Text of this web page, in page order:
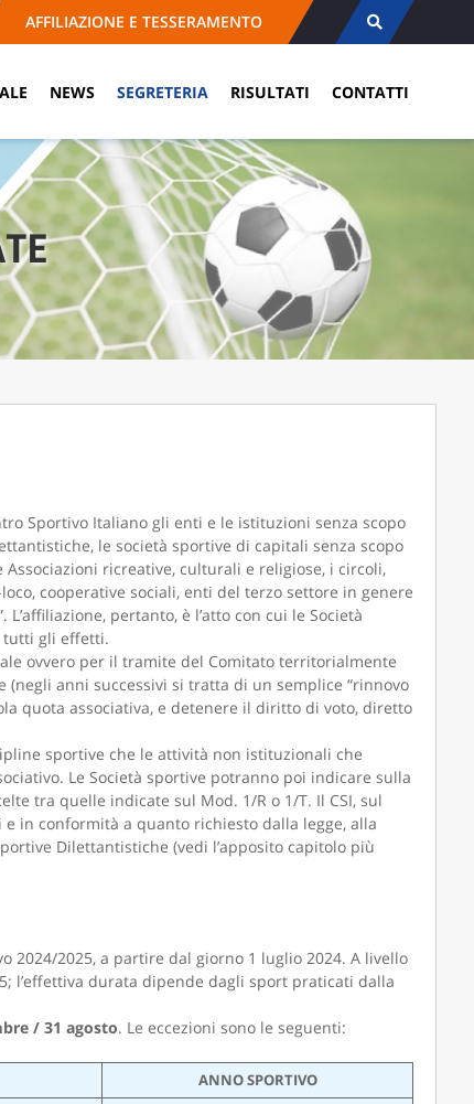
AFFILIAZIONE E TESSERAMENTO
NEWS SEGRETERIA RISULTATI CONTATTI
Sportivo Italiano gli enti e le istituzioni senza scopo
le società sportive di capitali senza scopo
ricreative, culturali e religiose, i circoli,
cooperative sociali, enti del terzo settore in genere
pertanto, è l’atto con cui le Società
tutti gli effetti.
ovvero per il tramite del Comitato territorialmente
(negli anni successivi si tratta di un semplice “rinnovo
quota associativa, e detenere il diritto di voto, diretto
sportive che le attività non istituzionali che
Le Società sportive potranno poi indicare sulla
tra quelle indicate sul Mod. 1/R o 1/T. Il CSI, sul
in conformità a quanto richiesto dalla legge, alla
Dilettantistiche (vedi l’apposito capitolo più
2024/2025, a partire dal giorno 1 luglio 2024. A livello
l’effettiva durata dipende dagli sport praticati dalla
/ 31 agosto. Le eccezioni sono le seguenti:
ANNO SPORTIVO